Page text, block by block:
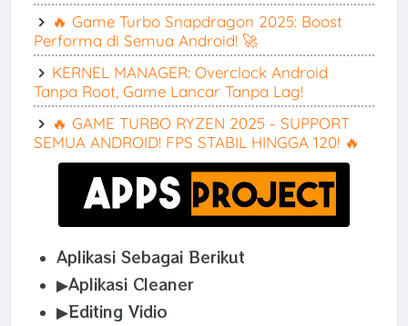
🔥 Game Turbo Snapdragon 2025: Boost
Performa di Semua Android! 🚀
KERNEL MANAGER: Overclock Android
Tanpa Root, Game Lancar Tanpa Lag!
🔥 GAME TURBO RYZEN 2025 - SUPPORT
SEMUA ANDROID! FPS STABIL HINGGA 120! 🔥
Aplikasi Sebagai Berikut
▶Aplikasi Cleaner
▶Editing Vidio